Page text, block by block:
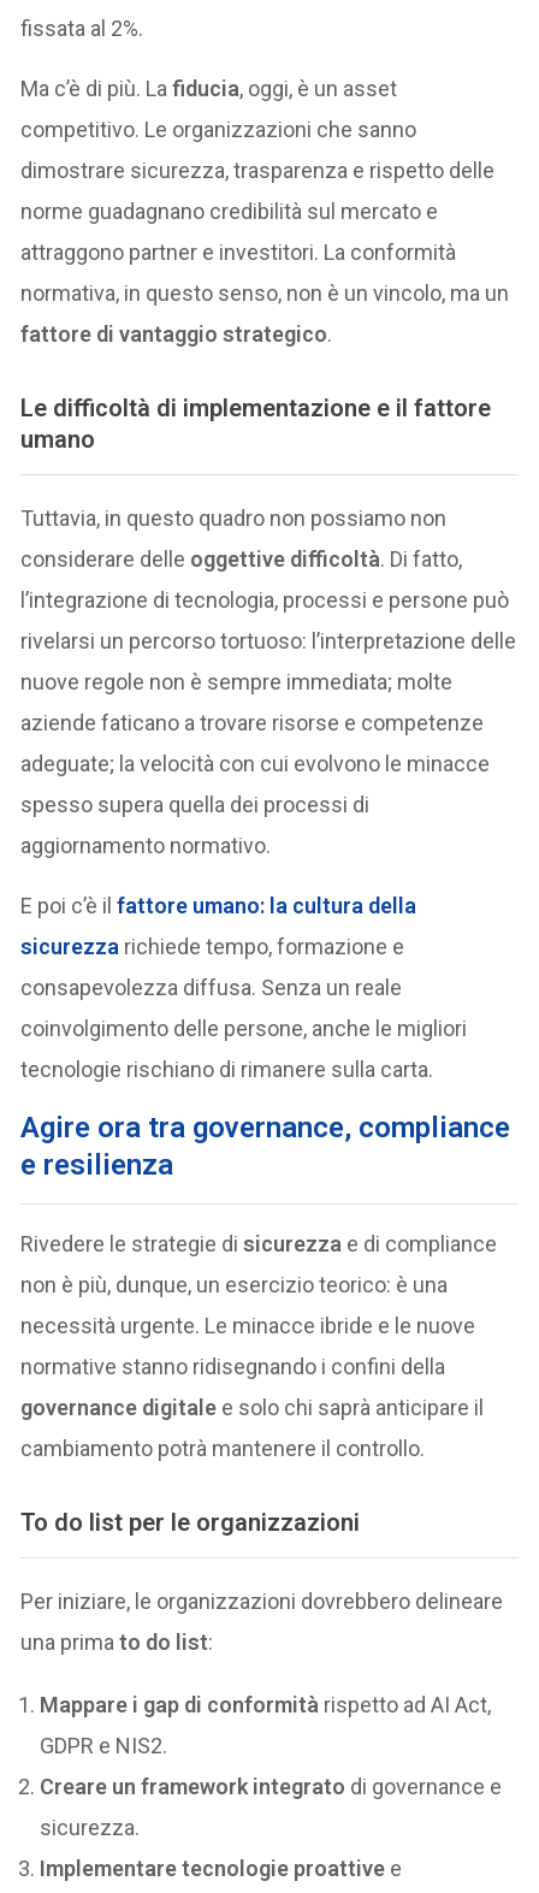
fissata al 2%.
Ma c’è di più. Lafiducia, oggi, è un asset
competitivo. Le organizzazioni che sanno
dimostrare sicurezza, trasparenza e rispetto delle
norme guadagnano credibilità sul mercato e
attraggono partner e investitori. La conformità
normativa, in questo senso, non è un vincolo, ma un
fattore di vantaggio strategico.
Le difficoltà di implementazione e il fattore
umano
Tuttavia, in questo quadro non possiamo non
considerare delle oggettive difficoltà. Di fatto,
l’integrazione di tecnologia, processi e persone può
rivelarsi un percorso tortuoso: l’interpretazione delle
nuove regole non è sempre immediata; molte
aziende faticano a trovare risorse e competenze
adeguate; la velocità con cui evolvono le minacce
spesso supera quella dei processi di
aggiornamento normativo.
E poi c’è il fattore umano: la cultura della
sicurezza richiede tempo, formazione e
consapevolezza diffusa. Senza un reale
coinvolgimento delle persone, anche le migliori
tecnologie rischiano di rimanere sulla carta.
Agire ora tra governance, compliance
e resilienza
Rivedere le strategie disicurezza e di compliance
non è più, dunque, un esercizio teorico: è una
necessità urgente. Le minacce ibride e le nuove
normative stanno ridisegnando i confini della
governance digitale e solo chi saprà anticipare il
cambiamento potrà mantenere il controllo.
To do list per le organizzazioni
Per iniziare, le organizzazioni dovrebbero delineare
una primato do list:
Mappare i gap di conformità rispetto ad AI Act,
GDPR e NIS2.
Creare un framework integrato di governance e
sicurezza.
Implementare tecnologie proattive e